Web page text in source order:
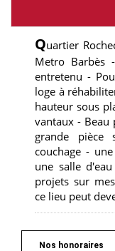
Quartier
Metro Barbès
entretenu -
loge à
hauteur sous
vantaux - Beau
grande pièce
couchage -
une salle
projets sur
ce lieu peut
Nos honoraires